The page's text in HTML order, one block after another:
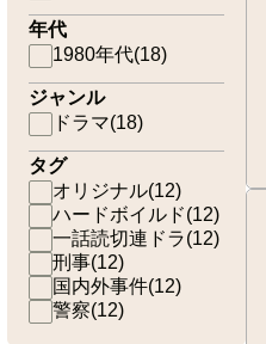
年代
1980年代(18)
ジャンル
ドラマ(18)
タグ
オリジナル(12)
ハードボイルド(12)
一話読切連ドラ(12)
刑事(12)
国内外事件(12)
警察(12)